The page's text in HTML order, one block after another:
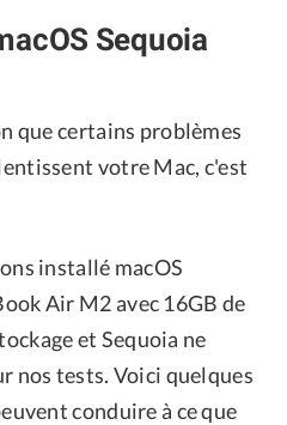
Sequoia
que certains problèmes
votre Mac, c'est
installé macOS
Air M2 avec 16GB de
et Sequoia ne
nos tests. Voici quelques
conduire à ce que